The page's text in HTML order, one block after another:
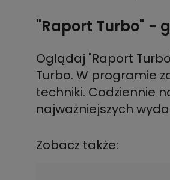
"Raport Turbo" -
Oglądaj "Raport
Turbo. W programie
techniki. Codziennie
najważniejszych